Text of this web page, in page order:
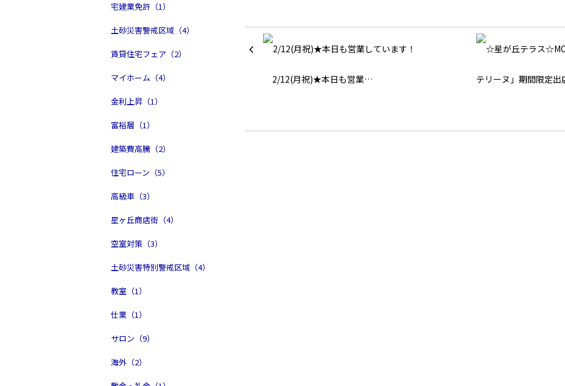
宅建業免許（1）
土砂災害警戒区域（4）
賃貸住宅フェア（2）
マイホーム（4）
金利上昇（1）
富裕層（1）
建築費高騰（2）
住宅ローン（5）
高級車（3）
星ヶ丘商店街（4）
空室対策（3）
土砂災害特別警戒区域（4）
教室（1）
仕業（1）
サロン（9）
海外（2）
2/12(月祝)★本日も営業…